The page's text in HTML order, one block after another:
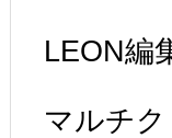
LEON編
マルチ